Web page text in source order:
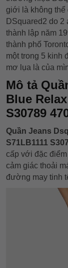
giới là không
DSquared2 do 2
thành lập năm
thành phố
một trong 5 kinh
mơ lụa là của
Mô tả
Blue
S30789
Quần Jeans
S71LB1111
cấp với đặc
cảm giác thoải
đường may tinh